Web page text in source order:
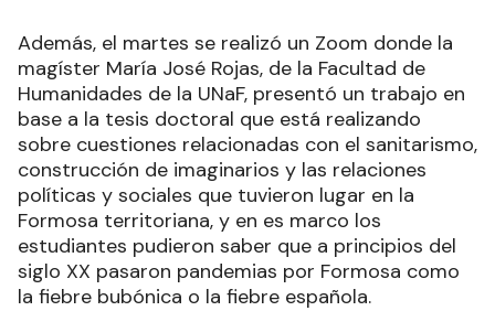
Además, el martes se realizó un Zoom donde la
magíster María José Rojas, de la Facultad de
Humanidades de la UNaF, presentó un trabajo en
base a la tesis doctoral que está realizando
sobre cuestiones relacionadas con el sanitarismo,
construcción de imaginarios y las relaciones
políticas y sociales que tuvieron lugar en la
Formosa territoriana, y en es marco los
estudiantes pudieron saber que a principios del
siglo XX pasaron pandemias por Formosa como
la fiebre bubónica o la fiebre española.